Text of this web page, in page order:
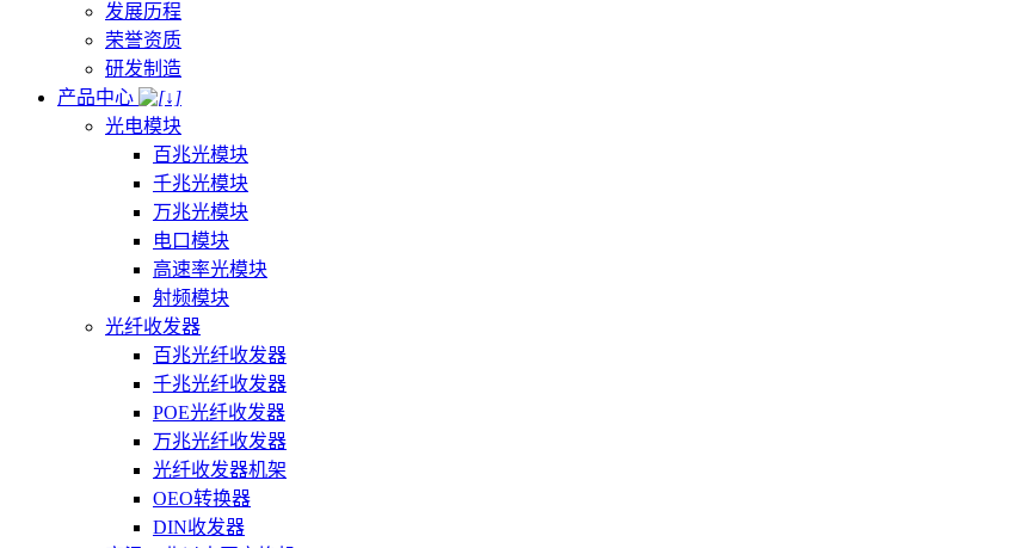
发展历程
荣誉资质
研发制造
产品中心
光电模块
百兆光模块
千兆光模块
万兆光模块
电口模块
高速率光模块
射频模块
光纤收发器
百兆光纤收发器
千兆光纤收发器
POE光纤收发器
万兆光纤收发器
光纤收发器机架
OEO转换器
DIN收发器